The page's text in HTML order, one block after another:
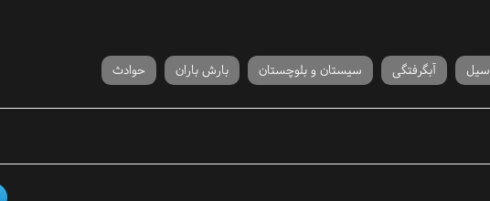
سیل آبگرفتگی سیستان و بلوچستان بارش باران حوادث